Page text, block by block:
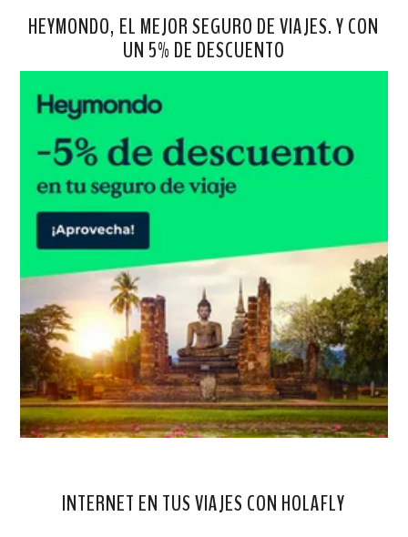
HEYMONDO, EL MEJOR SEGURO DE VIAJES. Y CON
UN 5% DE DESCUENTO
INTERNET EN TUS VIAJES CON HOLAFLY